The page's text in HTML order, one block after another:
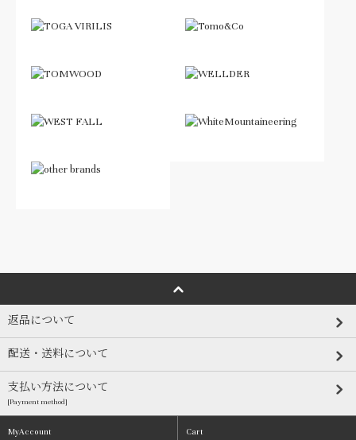
返品について
配送・送料について
支払い方法について
[Payment method]
MyAccount Cart